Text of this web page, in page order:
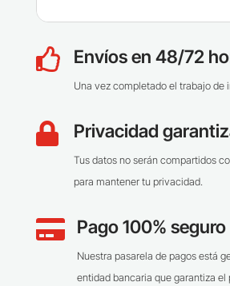
 Envíos en 48/72
Una vez completado el trabajo de
 Privacidad
Tus datos no serán compartidos
para mantener tu privacidad.
 Pago 100% seguro
Nuestra pasarela de pagos está
entidad bancaria que garantiza el